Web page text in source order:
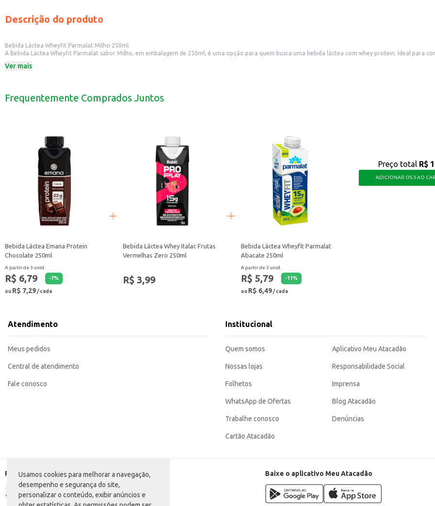
Usamos cookies para melhorar a navegação,
desempenho e segurança do site,
personalizar o conteúdo, exibir anúncios e
Descrição do produto
Bebida Láctea Wheyfit Parmalat Milho 250ml
A Bebida Láctea Wheyfit Parmalat sabor Milho, em embalagem de 250ml, é uma opção para quem busca uma bebida láctea com whey protein. Ideal para
Dicas de uso:
A Bebida Láctea Wheyfit Parmalat sabor Milho oferece uma opção saborosa e prática para quem busca uma bebida láctea com whey protein, aliando sabor
Ver mais
Frequentemente Comprados Juntos
Bebida Láctea Emana Protein
Chocolate 250ml
A partir de 3 unid.
R$ 6,79 -7%
ou R$ 7,29/ cada
Bebida Láctea Whey Italac Frutas
Vermelhas Zero 250ml
R$ 3,99
Bebida Láctea Wheyfit Parmalat
Abacate 250ml
A partir de 3 unid.
R$ 5,79 -11 %
ou R$ 6,49/ cada
Preço total R$
ADICIONAR OS 3 AO
Atendimento
Meus pedidos
Central de atendimento
Fale conosco
Institucional
Quem somos
Nossas lojas
Folhetos
WhatsApp de Ofertas
Trabalhe conosco
Cartão Atacadão
Aplicativo Meu Atacadão
Responsabilidade Social
Imprensa
Blog Atacadão
Denúncias
Formas de pagamento Baixe o aplicativo Meu Atacadão